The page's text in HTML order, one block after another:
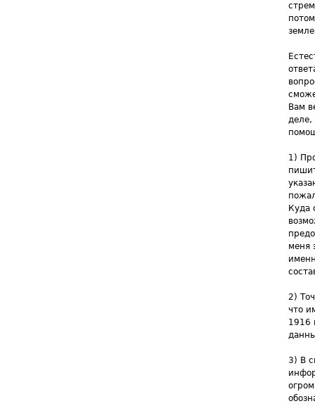
Вам
деле,
1)
Куда
меня
2)
что
1916
3) В